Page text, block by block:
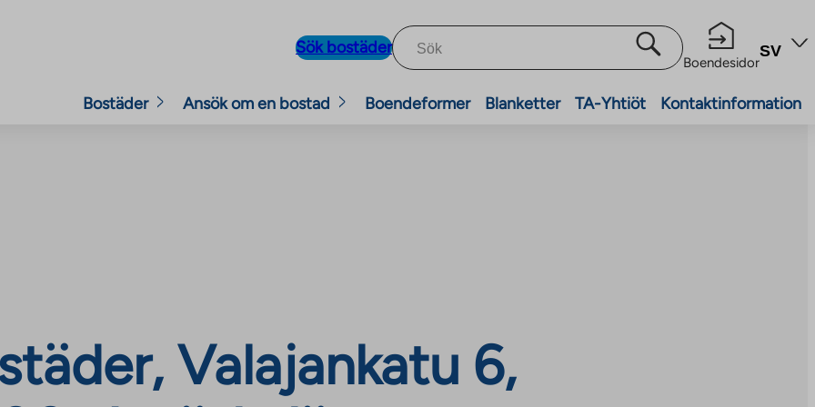
Sök bostäder
Boendesidor
SV
Bostäder Ansök om en bostad Boendeformer Blanketter TA-Yhtiöt Kontaktinformation
Valajankatu 6,